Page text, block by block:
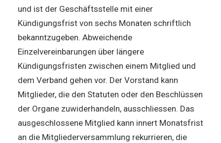
und ist der Geschäftsstelle mit einer
Kündigungsfrist von sechs Monaten schriftlich
bekanntzugeben. Abweichende
Einzelvereinbarungen über längere
Kündigungsfristen zwischen einem Mitglied und
dem Verband gehen vor. Der Vorstand kann
Mitglieder, die den Statuten oder den Beschlüssen
der Organe zuwiderhandeln, ausschliessen. Das
ausgeschlossene Mitglied kann innert Monatsfrist
an die Mitgliederversammlung rekurrieren, die